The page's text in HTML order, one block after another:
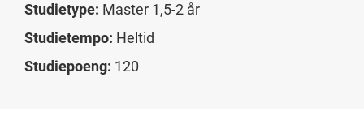
Studietype: Master 1,5-2 år
Studietempo: Heltid
Studiepoeng: 120